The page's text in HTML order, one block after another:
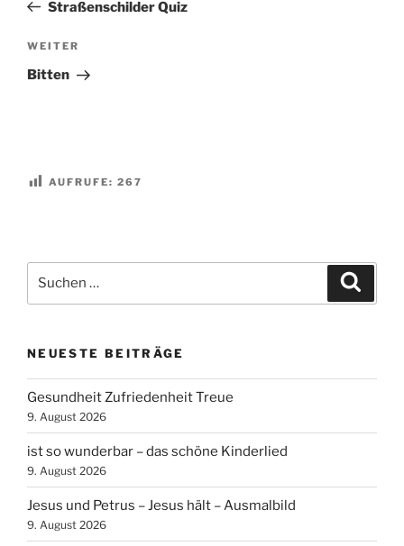
Straßenschilder Quiz
Nächster
Beitrag
WEITER
Bitten
AUFRUFE: 267
nach:
NEUESTE BEITRÄGE
Gesundheit Zufriedenheit Treue
9. August 2026
ist so wunderbar – das schöne Kinderlied
9. August 2026
Jesus und Petrus – Jesus hält – Ausmalbild
9. August 2026